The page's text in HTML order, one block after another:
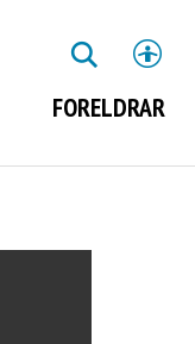
FORELDRAR
LEITA